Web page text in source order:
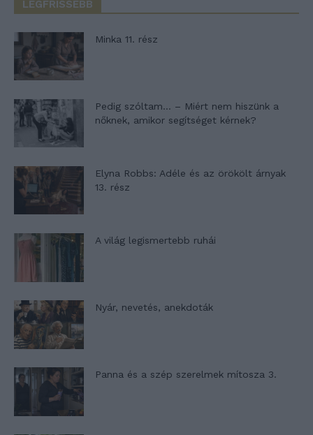
LEGFRISSEBB
Minka 11. rész
Pedig szóltam… – Miért nem hiszünk a
nőknek, amikor segítséget kérnek?
Elyna Robbs: Adéle és az örökölt árnyak
13. rész
A világ legismertebb ruhái
Nyár, nevetés, anekdoták
Panna és a szép szerelmek mítosza 3.